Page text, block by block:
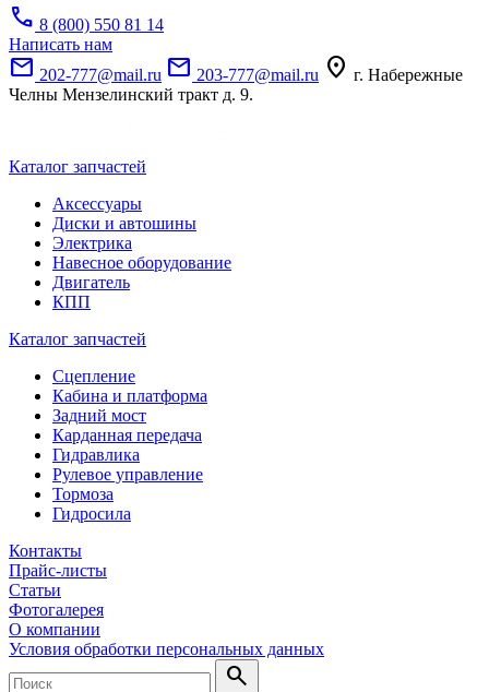
call 8 (800) 550 81 14
Написать нам
mail 202-777@mail.ru mail 203-777@mail.ru location_on г. Набережные
Челны Мензелинский тракт д. 9.
Каталог запчастей
Аксессуары
Диски и автошины
Электрика
Навесное оборудование
Двигатель
КПП
Каталог запчастей
Сцепление
Кабина и платформа
Задний мост
Карданная передача
Гидравлика
Рулевое управление
Тормоза
Гидросила
Контакты
Прайс-листы
Статьи
Фотогалерея
О компании
Условия обработки персональных данных
search